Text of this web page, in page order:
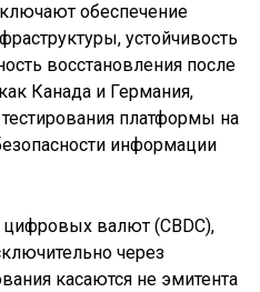
обеспечение
устойчивость
восстановления после
Канада и Германия,
платформы на
информации
цифровых валют (CBDC),
через
касаются не эмитента